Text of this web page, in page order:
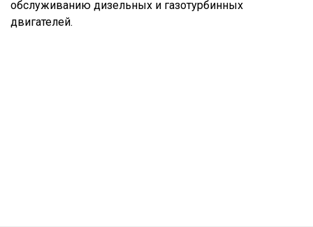
обслуживанию дизельных и газотурбинных
двигателей.